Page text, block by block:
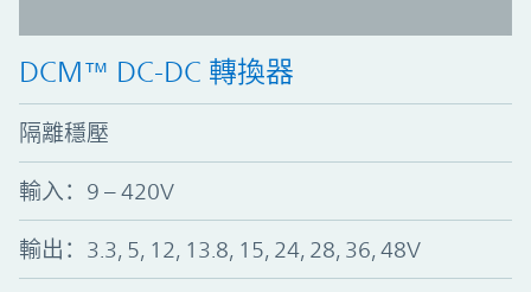
DCM™ DC-DC 轉換器
隔離穩壓
輸入：9 – 420V
輸出：3.3, 5, 12, 13.8, 15, 24, 28, 36, 48V